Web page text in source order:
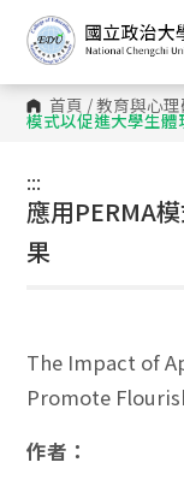
首頁 /教育與心
模式以促進大學生
:::
:::
應用PERMA
果
The Impact of
Promote
作者：